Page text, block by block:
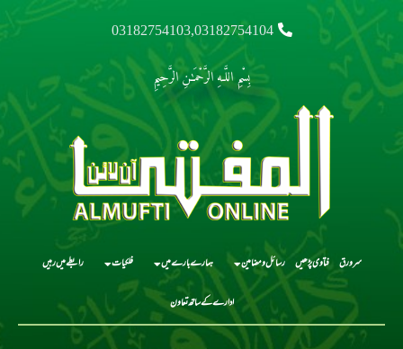
03182754103,03182754104
بِسْمِ اللَّـهِ الرَّحْمَـٰنِ الرَّحِيمِ
سرورق فتاوی پڑھیں رسائل و مضامین ہمارے بارے میں فلکیات رابطے میں رہیں
ادارے کے ساتھ تعاون